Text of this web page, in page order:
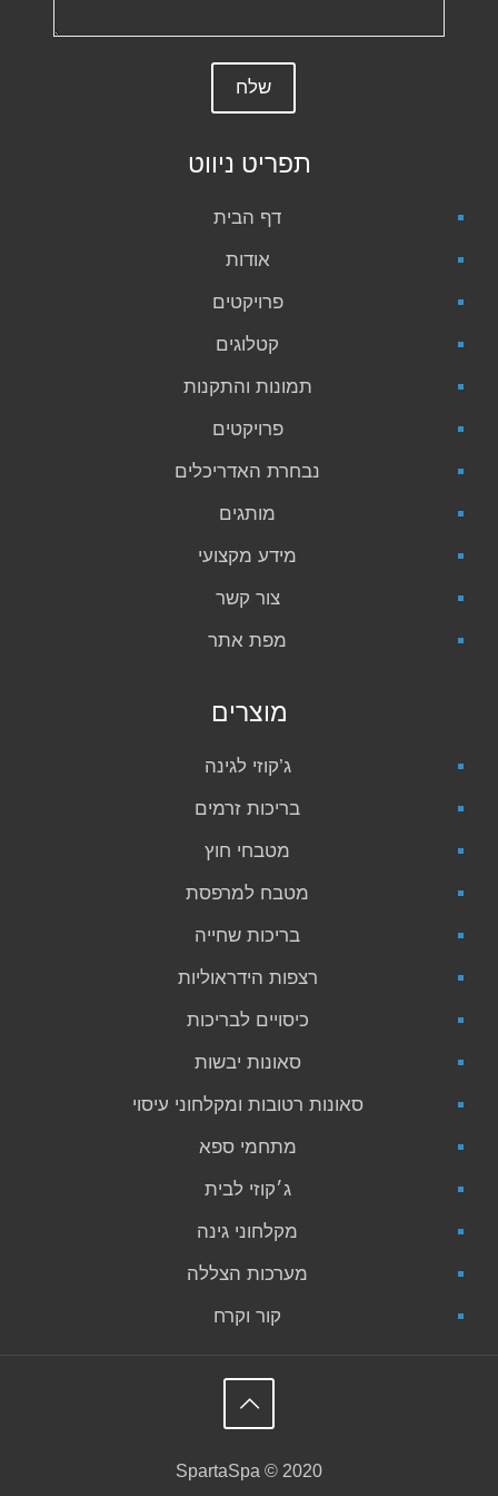
תפריט ניווט
דף הבית
אודות
פרויקטים
קטלוגים
תמונות והתקנות
פרויקטים
נבחרת האדריכלים
מותגים
מידע מקצועי
צור קשר
מפת אתר
מוצרים
ג’קוזי לגינה
בריכות זרמים
מטבחי חוץ
מטבח למרפסת
בריכות שחייה
רצפות הידראוליות
כיסויים לבריכות
סאונות יבשות
סאונות רטובות ומקלחוני עיסוי
מתחמי ספא
ג׳קוזי לבית
מקלחוני גינה
מערכות הצללה
קור וקרח
SpartaSpa © 2020